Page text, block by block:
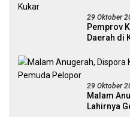
29 Oktober
Pemprov
Daerah di
29 Oktober
Malam
Lahirnya